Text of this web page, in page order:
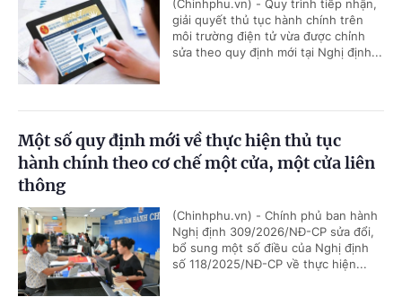
(Chinhphu.vn) - Quy trình tiếp nhận,
giải quyết thủ tục hành chính trên
môi trường điện tử vừa được chỉnh
sửa theo quy định mới tại Nghị định...
Một số quy định mới về thực hiện thủ tục
hành chính theo cơ chế một cửa, một cửa liên
thông
(Chinhphu.vn) - Chính phủ ban hành
Nghị định 309/2026/NĐ-CP sửa đổi,
bổ sung một số điều của Nghị định
số 118/2025/NĐ-CP về thực hiện...